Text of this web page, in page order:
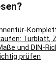
Türblatt,
und DIN-
prüfen